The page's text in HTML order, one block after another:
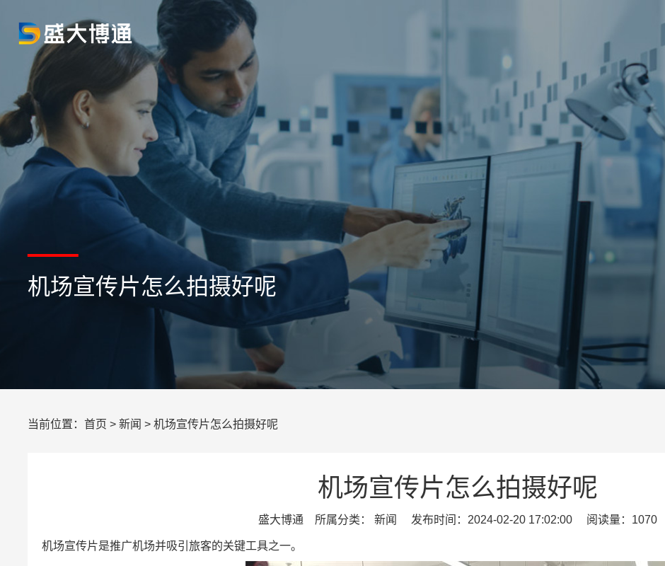
机场宣传片怎么拍摄好呢
当前位置： 首页 > 新闻 > 机场宣传片怎么拍摄好呢
机场宣传片怎么拍摄好呢
盛大博通 所属分类： 新闻 发布时间：2024-02-20 17:02:00 阅读量：1070
机场宣传片是推广机场并吸引旅客的关键工具之一。